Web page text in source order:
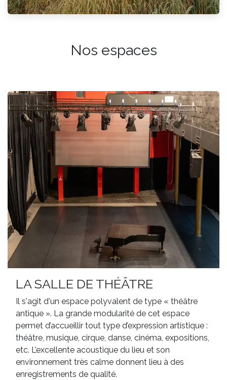
Nos espaces
LA SALLE DE THÉÂTRE
Il s'agit d'un espace polyvalent de type « théâtre
antique ». La grande modularité de cet espace
permet d’accueillir tout type d’expression artistique :
théâtre, musique, cirque, danse, cinéma, expositions,
etc. L’excellente acoustique du lieu et son
environnement très calme donnent lieu à des
enregistrements de qualité.